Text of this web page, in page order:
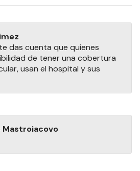
das cuenta que quienes
de tener una cobertura
usan el hospital y sus
Mastroiacovo